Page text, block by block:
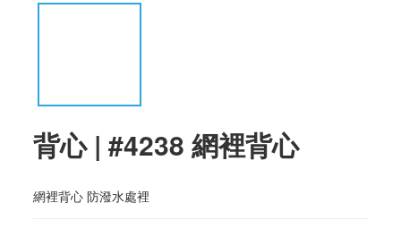
背心 | #4238 網裡背心
網裡背心 防潑水處裡